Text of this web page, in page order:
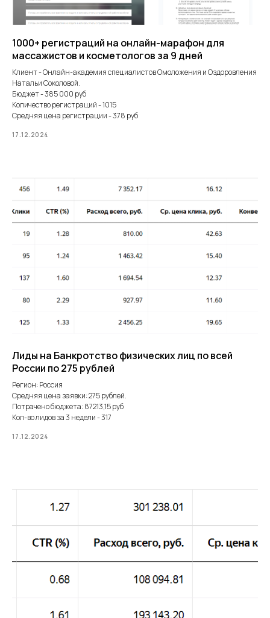
1000+ регистраций на онлайн-марафон для
массажистов и косметологов за 9 дней
Клиент - Онлайн-академия специалистов Омоложения и Оздоровления
Натальи Соколовой.
Бюджет - 385 000 руб
Количество регистраций - 1015
Средняя цена регистрации - 378 руб
17.12.2024
Лиды на Банкротство физических лиц по всей
России по 275 рублей
Регион: Россия
Средняя цена заявки: 275 рублей.
Потрачено бюджета: 87213,15 руб
Кол-во лидов за 3 недели - 317
17.12.2024